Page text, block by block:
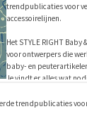
trendpublicaties voor
accessoirelijnen.
Het STYLE RIGHT
voor ontwerpers die
baby- en
Je vindt er alles wat
belangrijke producten
trendpublicaties